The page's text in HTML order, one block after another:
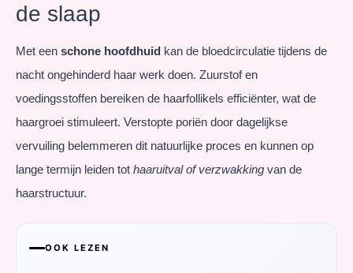
de slaap
Met een schone hoofdhuid kan de bloedcirculatie tijdens de
nacht ongehinderd haar werk doen. Zuurstof en
voedingsstoffen bereiken de haarfollikels efficiënter, wat de
haargroei stimuleert. Verstopte poriën door dagelijkse
vervuiling belemmeren dit natuurlijke proces en kunnen op
lange termijn leiden tot haaruitval of verzwakking van de
haarstructuur.
OOK LEZEN